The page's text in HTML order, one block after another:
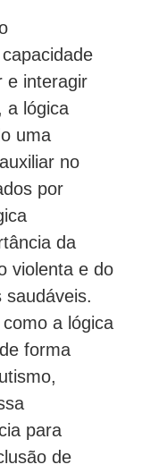
e interagir
a lógica
uma
no
por
da
violenta e do
saudáveis.
a lógica
forma
para
de